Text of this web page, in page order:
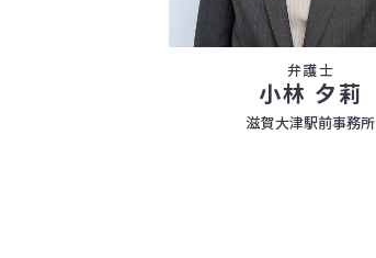
弁護士
小林 夕莉
滋賀大津駅前事務所